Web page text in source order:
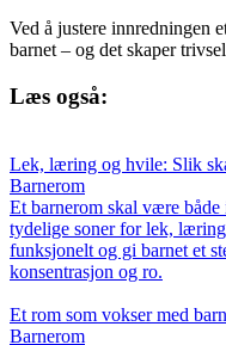
Ved å justere innredningen
barnet – og det skaper
Læs også:
Lek, læring og hvile: Slik
Barnerom
Et barnerom skal være
tydelige soner for lek,
funksjonelt og gi barnet et
konsentrasjon og ro.
Et rom som vokser med
Barnerom